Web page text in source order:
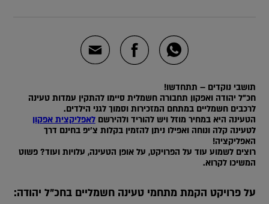
תושבי נוקדים – תתחדשו!
חכ”ל יהודה ואפקון תחבורה חשמלית סיימו להתקין עמדות טעינה
לרכבים חשמליים במתחם המזכירות וסמוך לגני הילדים.
הטעינה היא במחיר מוזל ויש להוריד ולהירשםלאפליקצית אפקון
לטעינה קלה ונוחה ואפילו ניתן להזמין בקלות צ’יפ בחינם דרך
האפליקציה!
רוצים לשמוע עוד על הפרויקט, על אופן הטעינה, עלויות ועוד? פשוט
המשיכו לקרוא.
על פרויקט הקמת מתחמי טעינה חשמליים בחכ”ל יהודה: